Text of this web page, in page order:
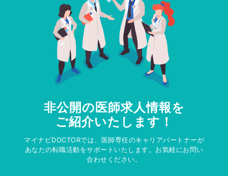
非公開の医師求人情報を
ご紹介いたします！
マイナビDOCTORでは、医師専任のキャリアパートナーが
あなたの転職活動をサポートいたします。お気軽にお問い
合わせください。